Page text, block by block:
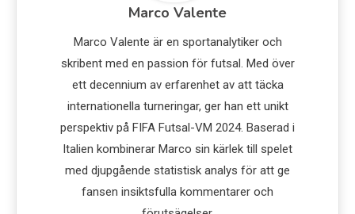
Marco Valente
Marco Valente är en sportanalytiker och
skribent med en passion för futsal. Med över
ett decennium av erfarenhet av att täcka
internationella turneringar, ger han ett unikt
perspektiv på FIFA Futsal-VM 2024. Baserad i
Italien kombinerar Marco sin kärlek till spelet
med djupgående statistisk analys för att ge
fansen insiktsfulla kommentarer och